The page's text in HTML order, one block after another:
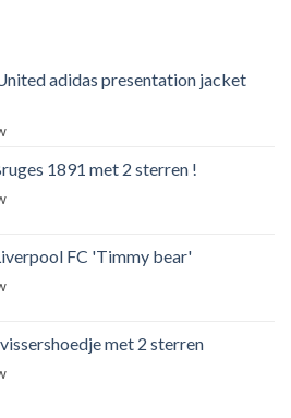
adidas presentation jacket
1891 met 2 sterren !
FC 'Timmy bear'
met 2 sterren